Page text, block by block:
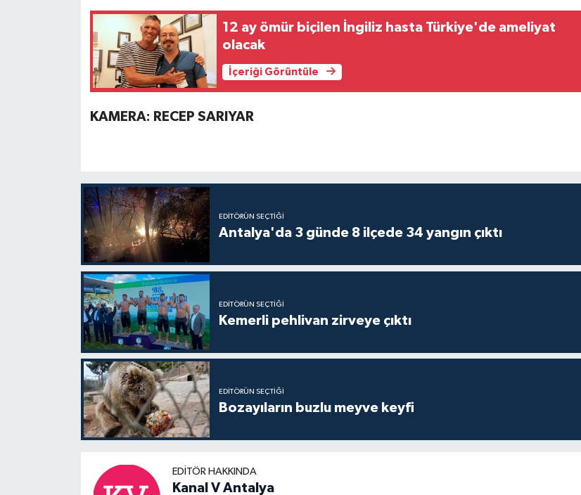
12 ay ömür biçilen İngiliz hasta Türkiye'de ameliyat
olacak
İçeriği Görüntüle
KAMERA: RECEP SARIYAR
EDITÖRÜN SEÇTIĞI
Antalya'da 3 günde 8 ilçede 34 yangın çıktı
EDITÖRÜN SEÇTIĞI
Kemerli pehlivan zirveye çıktı
EDITÖRÜN SEÇTIĞI
Bozayıların buzlu meyve keyfi
EDITÖR HAKKINDA
Kanal V Antalya